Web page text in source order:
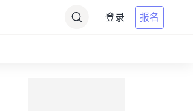
登录 报名